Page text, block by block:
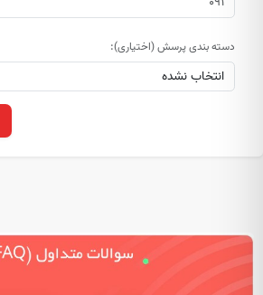
دسته بندی پرسش (اختیاری):